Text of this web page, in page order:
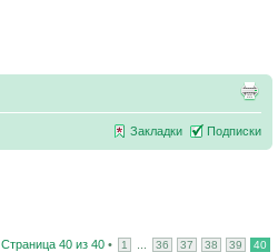
Закладки Подписки
Страница 40 из 40 • 1 36 37 38 39 40